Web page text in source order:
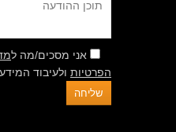
אני מסכים/מה ל
הפרטיות ולעיבוד